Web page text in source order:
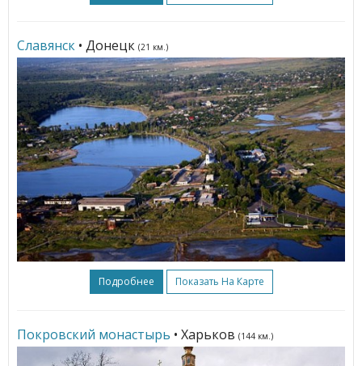
Славянск • Донецк (21 км.)
Подробнее Показать На Карте
Покровский монастырь • Харьков (144 км.)